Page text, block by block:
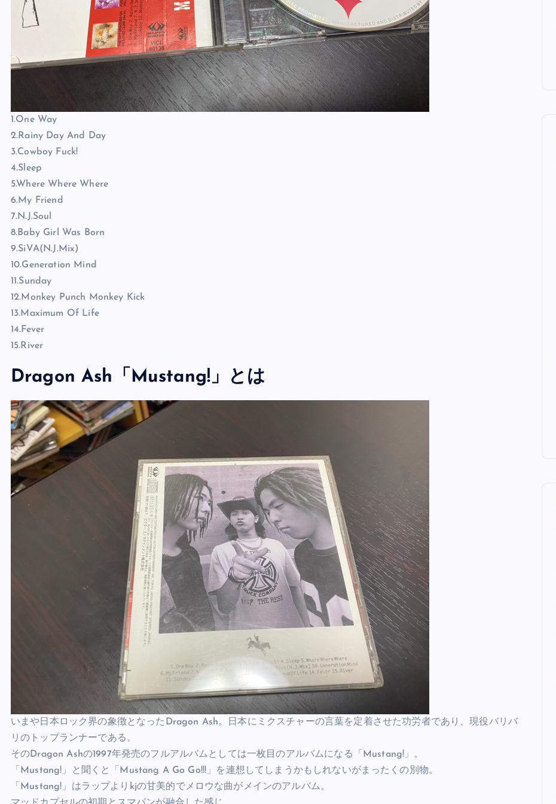
1.One Way
2.Rainy Day And Day
3.Cowboy Fuck!
4.Sleep
5.Where Where Where
6.My Friend
7.N.J.Soul
8.Baby Girl Was Born
9.SiVA(N.J.Mix)
10.Generation Mind
11.Sunday
12.Monkey Punch Monkey Kick
13.Maximum Of Life
14.Fever
15.River
Dragon Ash「Mustang!」とは
いまや日本ロック界の象徴となったDragon Ash。日本にミクスチャーの言葉を定着させた功労者であり、現役バリバ
リのトップランナーである。
そのDragon Ashの1997年発売のフルアルバムとしては一枚目のアルバムになる「Mustang!」。
「Mustang!」と聞くと「Mustang A Go Go!!!」を連想してしまうかもしれないがまったくの別物。
「Mustang!」はラップよりkjの甘美的でメロウな曲がメインのアルバム。